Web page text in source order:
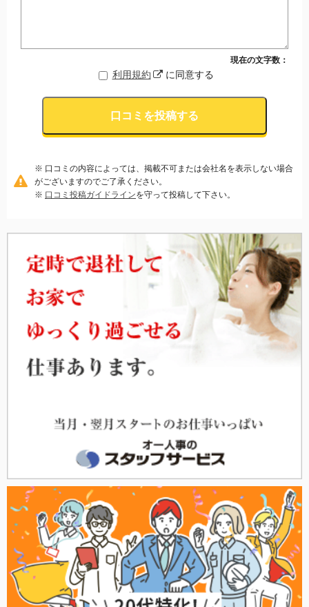
現在の文字数：
利用規約 に同意する
口コミを投稿する
※ 口コミの内容によっては、掲載不可または会社名を表示しない場合
がございますのでご了承ください。
※ 口コミ投稿ガイドラインを守って投稿して下さい。